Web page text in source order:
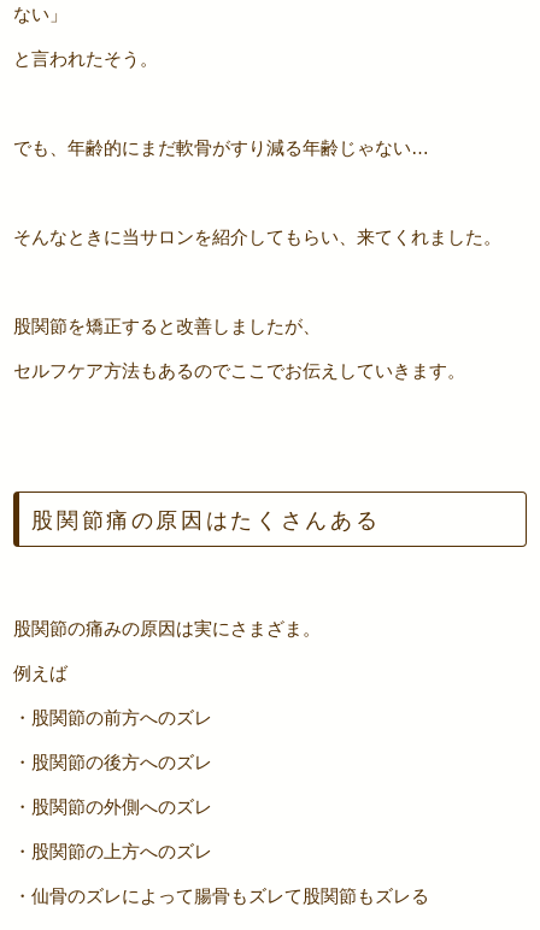
ない」
と言われたそう。
でも、年齢的にまだ軟骨がすり減る年齢じゃない…
そんなときに当サロンを紹介してもらい、来てくれました。
股関節を矯正すると改善しましたが、
セルフケア方法もあるのでここでお伝えしていきます。
股関節痛の原因はたくさんある
股関節の痛みの原因は実にさまざま。
例えば
・股関節の前方へのズレ
・股関節の後方へのズレ
・股関節の外側へのズレ
・股関節の上方へのズレ
・仙骨のズレによって腸骨もズレて股関節もズレる